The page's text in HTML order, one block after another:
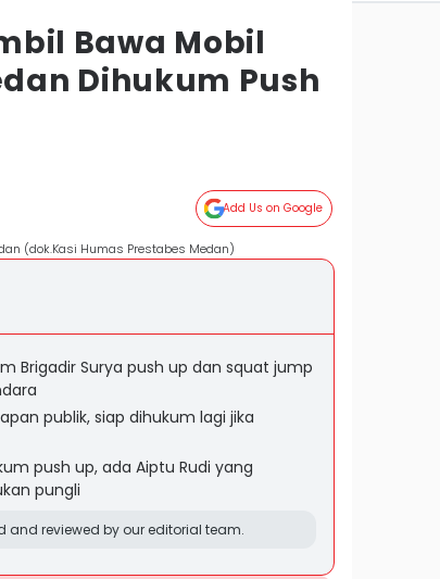
Bawa Mobil
Dihukum Push
Add Us on Google
(dok.Kasi Humas Prestabes Medan)
Brigadir Surya push up dan squat jump
publik, siap dihukum lagi jika
push up, ada Aiptu Rudi yang
pungli
reviewed by our editorial team.